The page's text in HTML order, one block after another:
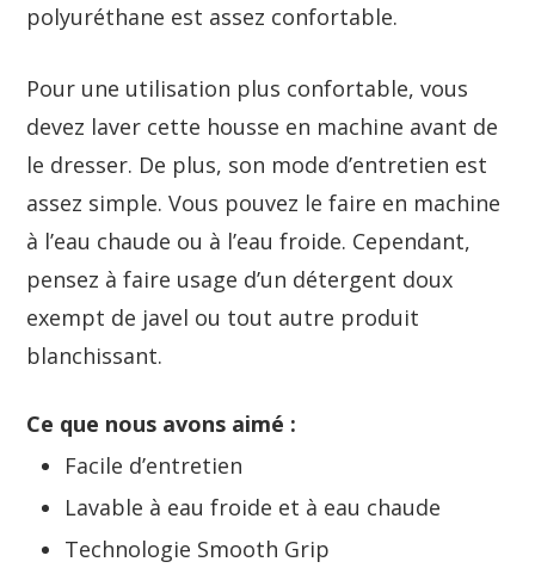
polyuréthane est assez confortable.
Pour une utilisation plus confortable, vous
devez laver cette housse en machine avant de
le dresser. De plus, son mode d’entretien est
assez simple. Vous pouvez le faire en machine
à l’eau chaude ou à l’eau froide. Cependant,
pensez à faire usage d’un détergent doux
exempt de javel ou tout autre produit
blanchissant.
Ce que nous avons aimé :
Facile d’entretien
Lavable à eau froide et à eau chaude
Technologie Smooth Grip